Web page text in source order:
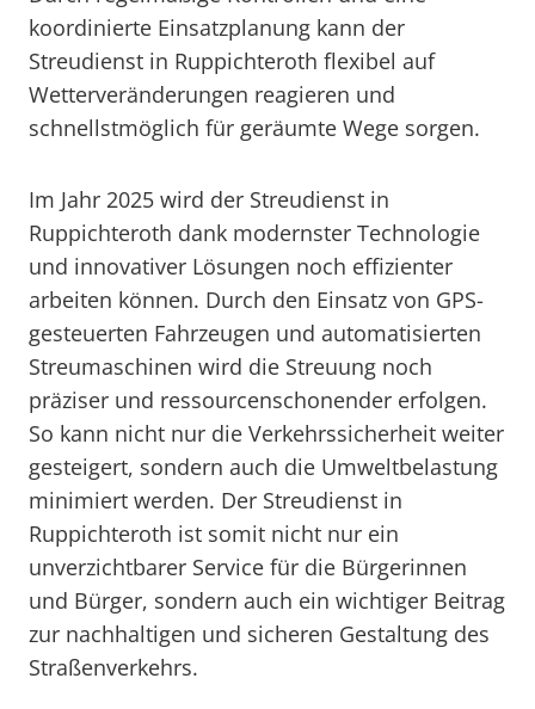
koordinierte Einsatzplanung kann der
Streudienst in Ruppichteroth flexibel auf
Wetterveränderungen reagieren und
schnellstmöglich für geräumte Wege sorgen.
Im Jahr 2025 wird der Streudienst in
Ruppichteroth dank modernster Technologie
und innovativer Lösungen noch effizienter
arbeiten können. Durch den Einsatz von GPS-
gesteuerten Fahrzeugen und automatisierten
Streumaschinen wird die Streuung noch
präziser und ressourcenschonender erfolgen.
So kann nicht nur die Verkehrssicherheit weiter
gesteigert, sondern auch die Umweltbelastung
minimiert werden. Der Streudienst in
Ruppichteroth ist somit nicht nur ein
unverzichtbarer Service für die Bürgerinnen
und Bürger, sondern auch ein wichtiger Beitrag
zur nachhaltigen und sicheren Gestaltung des
Straßenverkehrs.